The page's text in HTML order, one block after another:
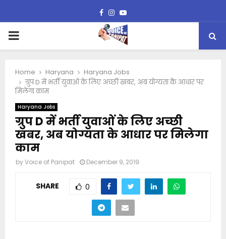
Facebook
Instagram
Youtube
PRIMARY
Home Haryana
Haryana Jobs
ग्रुप D में भर्ती युवाओं के लिए अच्छी खबर, अब योग्यता केे आधार पर
मिलेगा काम
Haryana Jobs
ग्रुप D में भर्ती युवाओं के लिए अच्छी
खबर, अब योग्यता केे आधार पर मिलेगा
काम
byVoice of Panipat December 9, 2019
SHARE 0